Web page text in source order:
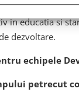
la scara
in educatia si
dezvoltare.
echipele
petrecut